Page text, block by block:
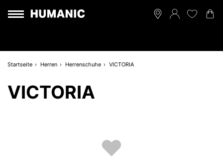
Startseite Herren Herrenschuhe VICTORIA
VICTORIA